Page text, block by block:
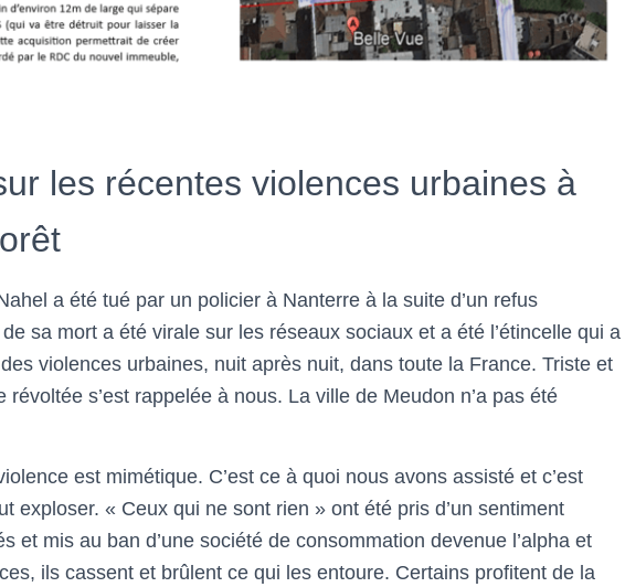
les récentes violences urbaines à
a été tué par un policier à Nanterre à la suite d’un refus
sa mort a été virale sur les réseaux sociaux et a été l’étincelle qui a
violences urbaines, nuit après nuit, dans toute la France. Triste et
s’est rappelée à nous. La ville de Meudon n’a pas été
est mimétique. C’est ce à quoi nous avons assisté et c’est
exploser. « Ceux qui ne sont rien » ont été pris d’un sentiment
et mis au ban d’une société de consommation devenue l’alpha et
ils cassent et brûlent ce qui les entoure. Certains profitent de la